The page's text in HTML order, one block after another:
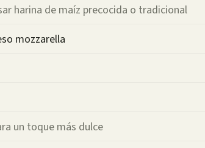
harina de maíz precocida o tradicional
mozzarella
un toque más dulce